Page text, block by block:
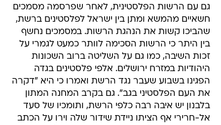
גם עם הרשות הפלסטינית, לאחר שפרסמה מסמכים
חשאיים מהמשא ומתן בין ישראל לפלסטינים ברשת,
שהביכו קשות את הנהגת הרשות. במסמכים נחשף
בין היתר כי הרשות הסכימה לוותר כמעט לגמרי על
זכות השיבה, כמו גם על השליטה ברוב השכונות
היהודיות במזרח ירושלים. אלפי פלסטינים בגדה
הפגינו בשבוע שעבר נגד הרשת ואמרו כי היא "דקרה
את העם הפלסטיני בגב". גם בקרב המחנה המתון
בלבנון יש איבה רבה כלפי הרשת, ותומכיו של סעד
אל-חרירי אף הציתו ניידת שידור שלה וירו על הכתב